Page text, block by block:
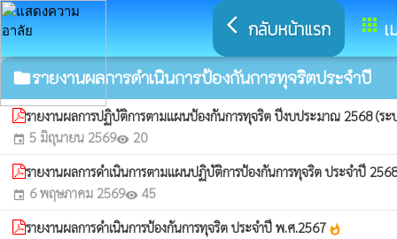
arrow_back_ios กลับหน้าแรก apps
folderรายงานผลการดำเนินการป้องกันการทุจริตประจำปี
รายงานผลการปฏิบัติการตามแผนป้องกันการทุจริต ปีงบประมาณ 2568 (ร
event 5 มิถุนายน 2569visibility 20
รายงานผลการดำเนินการตามแผนปฏิบัติการป้องกันการทุจริต ประจำปี
event 6 พฤษภาคม 2569visibility 45
รายงานผลการดำเนินการป้องกันการทุจริต ประจำปี พ.ศ.2567 whatshot